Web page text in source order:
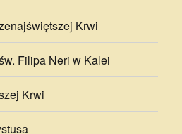
Krwi
Filipa Neri w Kalei
Krwi